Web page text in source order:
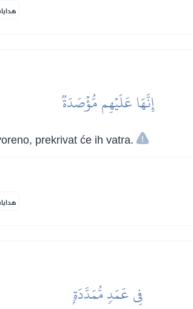
إِنَّهَا عَلَيۡهِم مُّؤۡصَدَةٞ
prekrivat će ih vatra.
فِي عَمَدٖ مُّمَدَّدَةِۭ